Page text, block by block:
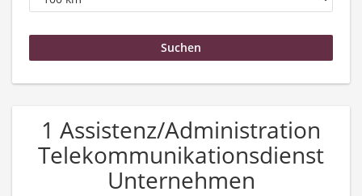
1 Assistenz/Administration
Telekommunikationsdienst
Unternehmen